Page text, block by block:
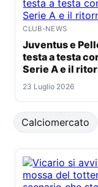
CLUB-NEWS
Juventus e Pellegrino, possibile
testa a testa
Serie A e il
23 Luglio 2026
Calciomercato